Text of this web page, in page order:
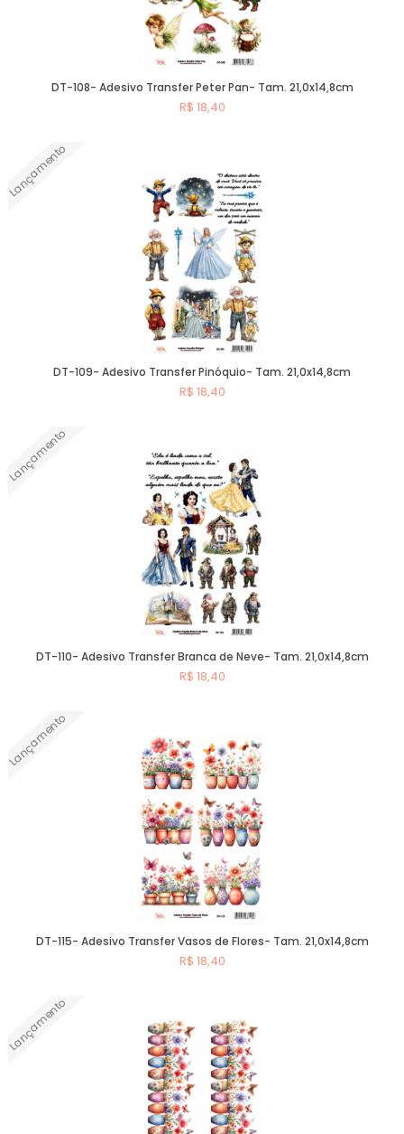
DT-108- Adesivo Transfer Peter Pan- Tam. 21,0x14,8cm
R$ 18,40
Lançamento
DT-109- Adesivo Transfer Pinóquio- Tam. 21,0x14,8cm
R$ 18,40
Lançamento
DT-110- Adesivo Transfer Branca de Neve- Tam. 21,0x14,8cm
R$ 18,40
Lançamento
DT-115- Adesivo Transfer Vasos de Flores- Tam. 21,0x14,8cm
R$ 18,40
Lançamento